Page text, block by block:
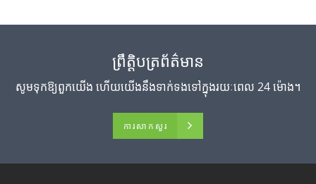
ព្រឹត្តិបត្រព័ត៌មាន
សូម​ទុក​ឱ្យ​ពួក​យើង ហើយ​យើង​នឹង​ទាក់ទង​ទៅ​ក្នុង​រយៈពេល 24 ម៉ោង។
ការសាកសួរ